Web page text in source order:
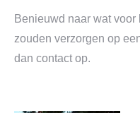
Benieuwd naar wat
zouden verzorgen op
dan contact op.